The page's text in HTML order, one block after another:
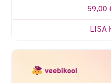
59,00
LISA